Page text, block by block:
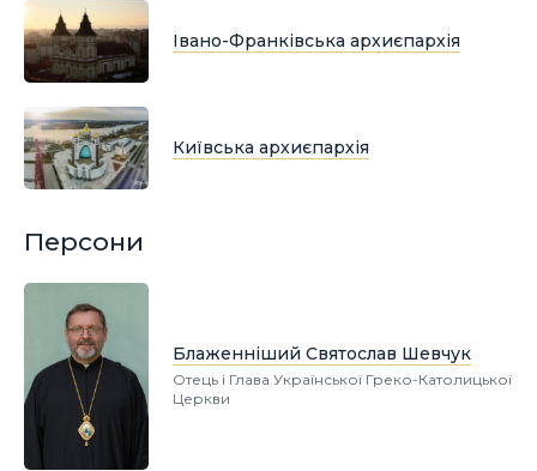
Івано-Франківська архиєпархія
Київська архиєпархія
Персони
Блаженніший Святослав Шевчук
Отець і Глава Української Греко-Католицької
Церкви